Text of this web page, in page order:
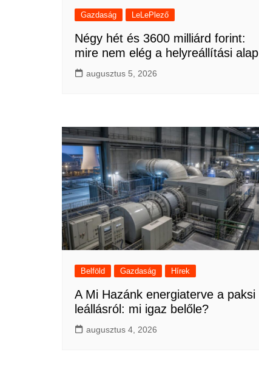
Gazdaság LeLePlező
Négy hét és 3600 milliárd forint:
mire nem elég a helyreállítási alap
augusztus 5, 2026
Belföld Gazdaság Hírek
A Mi Hazánk energiaterve a paksi
leállásról: mi igaz belőle?
augusztus 4, 2026